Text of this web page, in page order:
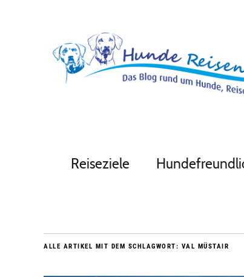
Reiseziele
ALLE ARTIKEL MIT DEM SCHLAGWORT: VAL MÜSTAIR